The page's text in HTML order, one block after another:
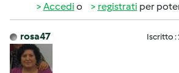
Accedi o registrati per
rosa47 Iscritto :